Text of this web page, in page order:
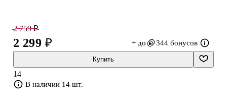
проектная работа дают возможность учителю проводить уроки с
максимальной эффективностью в группах с любым уровнем
обученности. Учебник разработан в соответствии со всеми
требованиями ФГОС ООО, утверждённого Приказом
Министерства просвещения №287 от 31.05.2021.
2 759 ₽
2 299 ₽ + до 344 бонусов
Купить
14
В наличии 14 шт.